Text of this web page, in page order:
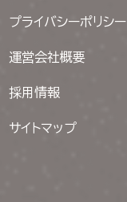
プライバシーポリシー
運営会社概要
採用情報
サイトマップ